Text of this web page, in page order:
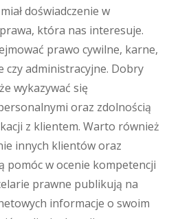
doświadczenie w
która nas interesuje.
prawo cywilne, karne,
czy administracyjne. Dobry
wykazywać się
oraz zdolnością
z klientem. Warto również
innych klientów oraz
pomóc w ocenie kompetencji
prawne publikują na
informacje o swoim